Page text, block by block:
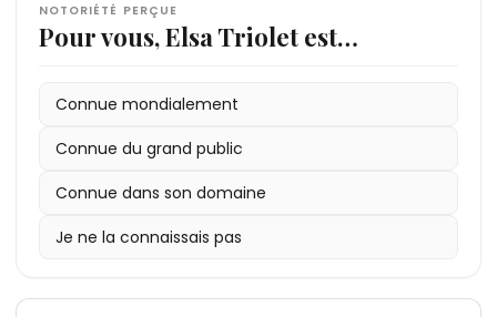
NOTORIÉTÉ PERÇUE
Pour vous, Elsa Triolet est…
Connue mondialement
Connue du grand public
Connue dans son domaine
Je ne la connaissais pas